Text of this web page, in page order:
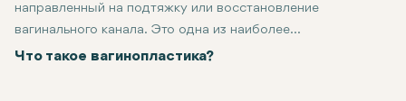
направленный на подтяжку или восстановление
вагинального канала. Это одна из наиболее
распространенных операций для женщин, которые
Что такое вагинопластика?